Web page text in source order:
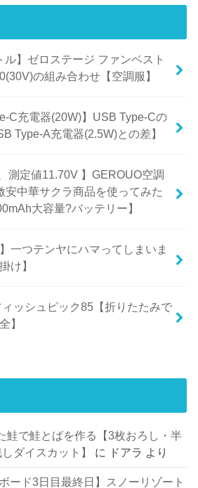
ル】ゼロステージ ファンベスト
の組み合わせ【空調服】
C充電器(20W)】USB Type-Cの
Type-A充電器(2.5W)との差】
測定値11.70V 】GEROUO空調
安中華サクラ商品を使ってみた
大容量?バッテリー】
一つテンヤにハマってしまいま
け】
ィッシュピック85【折りたたみで
】
鮭で鮭とばを作る【3枚おろし・半
ダイスカット】
に ドアラ より
ード3日目最終日】スノーリゾート